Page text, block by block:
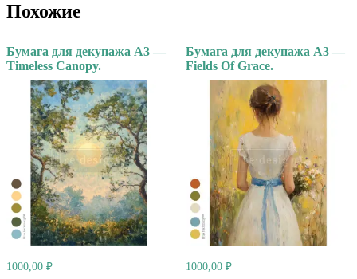
Похожие
Бумага для декупажа А3 —
Timeless Canopy.
1000,00 ₽
Бумага для декупажа А3 —
Fields Of Grace.
1000,00 ₽